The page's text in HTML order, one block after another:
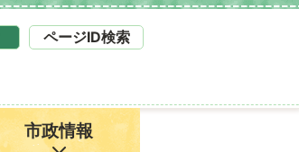
ページID検索
市政情報